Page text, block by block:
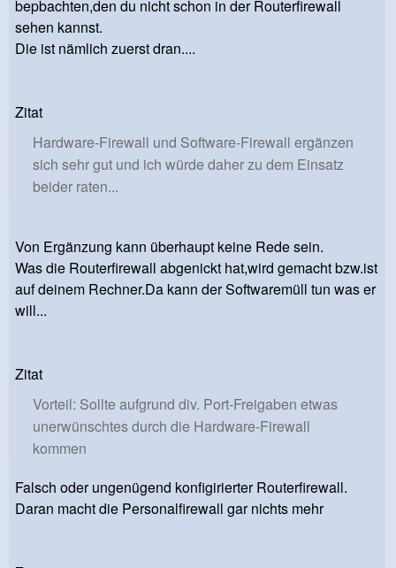
bepbachten,den du nicht schon in der Routerfirewall
sehen kannst.
Die ist nämlich zuerst dran....
Zitat
Hardware-Firewall und Software-Firewall ergänzen
sich sehr gut und ich würde daher zu dem Einsatz
beider raten...
Von Ergänzung kann überhaupt keine Rede sein.
Was die Routerfirewall abgenickt hat,wird gemacht bzw.ist
auf deinem Rechner.Da kann der Softwaremüll tun was er
will...
Zitat
Vorteil: Sollte aufgrund div. Port-Freigaben etwas
unerwünschtes durch die Hardware-Firewall
kommen
Falsch oder ungenügend konfigirierter Routerfirewall.
Daran macht die Personalfirewall gar nichts mehr